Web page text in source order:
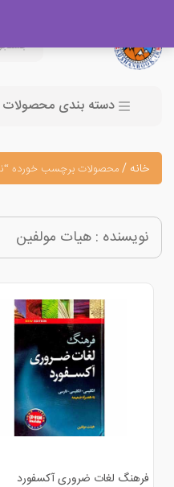
دسته بندی محصولات
خانه /محصولات برچسب خورده
نویسنده : هیات مولفین
فرهنگ لغات ضروری آکسفورد